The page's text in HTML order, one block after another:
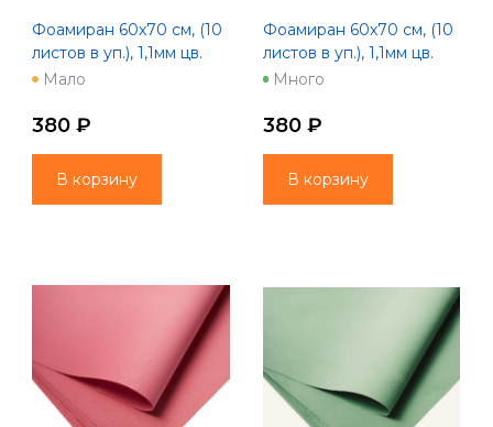
Фоамиран 60х70 см, (10
листов в уп.), 1,1мм цв.
бледно-розовый
Мало
380 ₽
В корзину
Фоамиран 60х70 см, (10
листов в уп.), 1,1мм цв.
васильковый
Много
380 ₽
В корзину